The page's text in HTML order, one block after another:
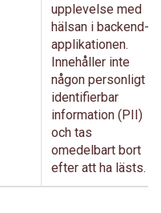
upplevelse med
hälsan i backend-
applikationen.
Innehåller inte
någon personligt
identifierbar
information (PII)
och tas
omedelbart bort
efter att ha lästs.